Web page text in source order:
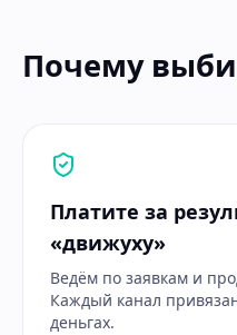
Почему
Платите за
«движуху»
Ведём по заявкам и
Каждый канал
деньгах.